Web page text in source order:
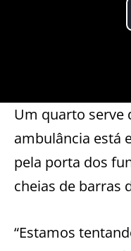
Um quarto serve
ambulância está
pela porta dos
cheias de barras
“Estamos